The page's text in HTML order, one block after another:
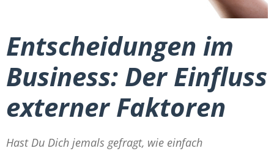
Entscheidungen im
Business: Der Einfluss
externer Faktoren
Hast Du Dich jemals gefragt, wie einfach